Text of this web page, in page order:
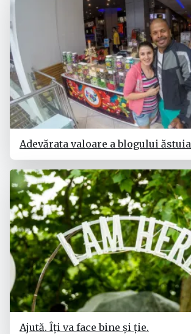
Adevărata valoare a blogului ăstuia
Ajută. Îți va face bine și ție.